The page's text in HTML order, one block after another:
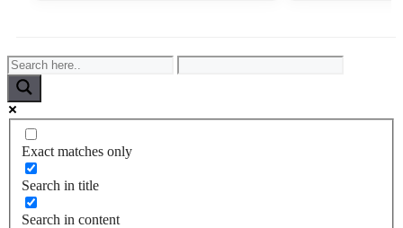
Exact matches only
Search in title
Search in content